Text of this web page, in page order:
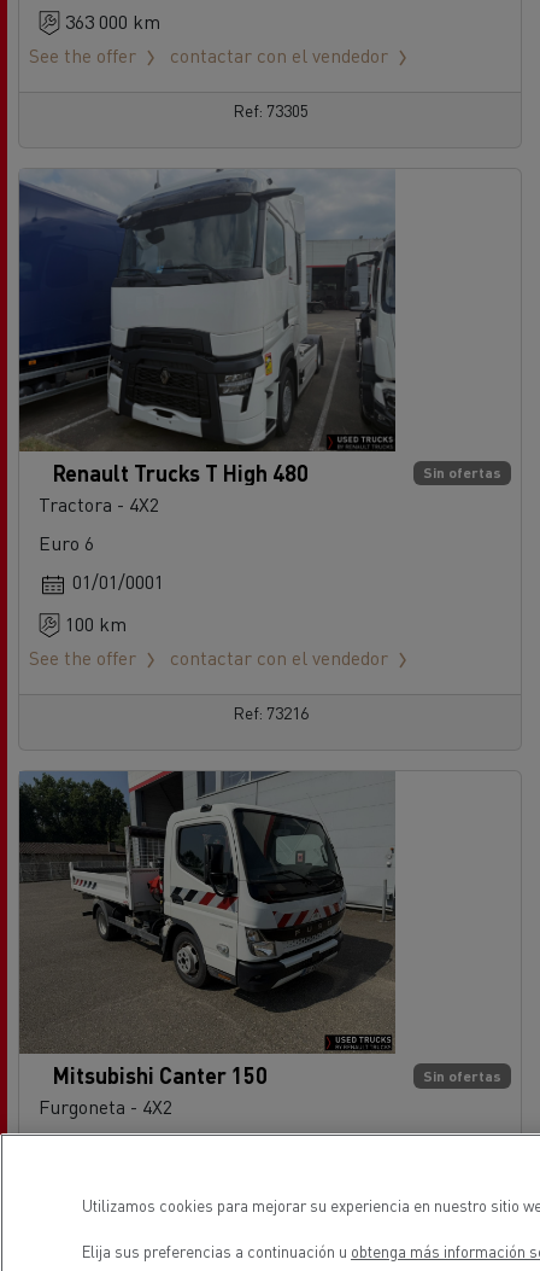
363 000 km
See the offer
contactar con el vendedor
Ref: 73305
Sin ofertas
Renault Trucks T High 480
Tractora - 4X2
Euro 6
01/01/0001
100 km
See the offer
contactar con el vendedor
Ref: 73216
Sin ofertas
Mitsubishi Canter 150
Furgoneta - 4X2
See the offer
contactar con el vendedor
Utilizamos cookies para mejorar su experiencia en nuestro sitio
Elija sus preferencias a continuación u obtenga más información